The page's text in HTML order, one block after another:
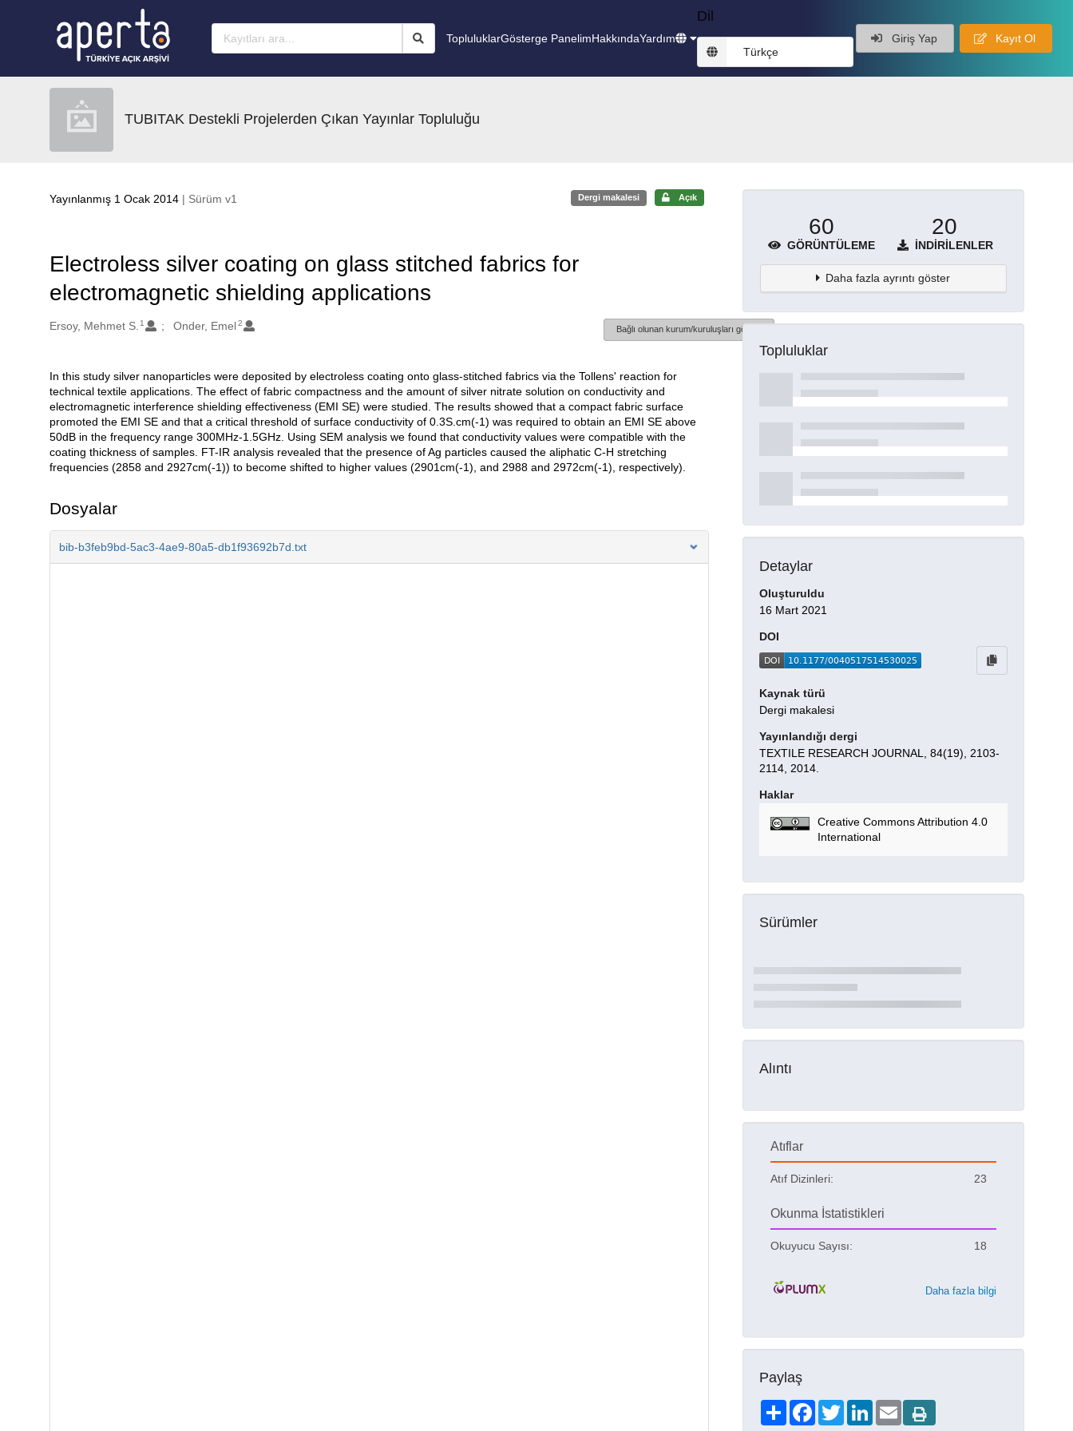
TopluluklarGösterge PanelimHakkındaYardım
Dil
Türkçe
Giriş Yap Kayıt Ol
TUBITAK Destekli Projelerden Çıkan Yayınlar Topluluğu
Yayınlanmış 1 Ocak 2014 | Sürüm v1 Dergi makalesi Açık
Electroless silver coating on glass stitched fabrics for
electromagnetic shielding applications
Oluşturanlar
Ersoy, Mehmet S. 1 Onder, Emel2
Bağlı olunan kurum/kuruluşları göster
Açıklama
In this study silver nanoparticles were deposited by electroless coating onto glass-stitched fabrics via the Tollens' reaction for
technical textile applications. The effect of fabric compactness and the amount of silver nitrate solution on conductivity and
electromagnetic interference shielding effectiveness (EMI SE) were studied. The results showed that a compact fabric surface
promoted the EMI SE and that a critical threshold of surface conductivity of 0.3S.cm(-1) was required to obtain an EMI SE above
50dB in the frequency range 300MHz-1.5GHz. Using SEM analysis we found that conductivity values were compatible with the
coating thickness of samples. FT-IR analysis revealed that the presence of Ag particles caused the aliphatic C-H stretching
frequencies (2858 and 2927cm(-1)) to become shifted to higher values (2901cm(-1), and 2988 and 2972cm(-1), respectively).
Dosyalar
bib-b3feb9bd-5ac3-4ae9-80a5-db1f93692b7d.txt
60
GÖRÜNTÜLEME
20
İNDIRILENLER
Daha fazla ayrıntı göster
Topluluklar
Detaylar
Oluşturuldu
16 Mart 2021
DOI
Kaynak türü
Dergi makalesi
Yayınlandığı dergi
TEXTILE RESEARCH JOURNAL, 84(19), 2103-
2114, 2014.
Haklar
Creative Commons Attribution 4.0
International
Sürümler
Alıntı
Atıflar
Atıf Dizinleri: 23
Okunma İstatistikleri
Okuyucu Sayısı: 18
Daha fazla bilgi
Paylaş
ShareFacebookTwitterLinkedIn
Email